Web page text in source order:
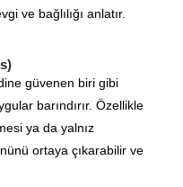
ve bağlılığı anlatır.
güvenen biri gibi
barındırır. Özellikle
ya da yalnız
ortaya çıkarabilir ve